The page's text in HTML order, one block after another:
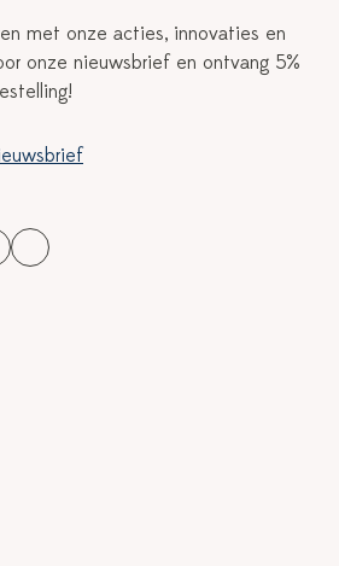
met onze acties, innovaties en
onze nieuwsbrief en ontvang 5%